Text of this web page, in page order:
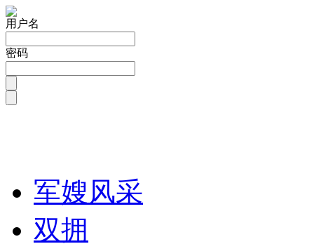
用户名
密码
军嫂风采
双拥